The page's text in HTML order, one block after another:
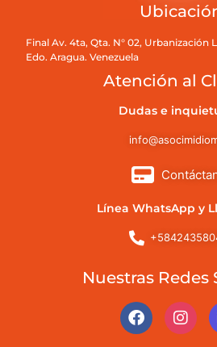
Final Av. 4ta, Qta. N° 02, Urbanización
Edo. Aragua. Venezuela
Atención al
Dudas e
Línea WhatsApp y
Nuestras Redes